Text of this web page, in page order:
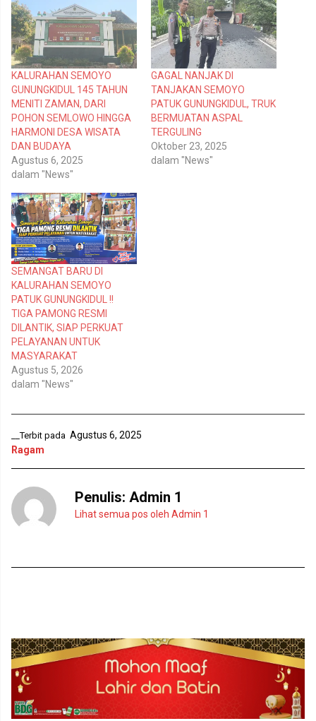
e
r
b
a
g
i
p
a
d
a
T
w
i
t
t
e
r
(
M
m
b
u
k
a
d
i
j
e
n
d
e
l
a
y
a
n
g
b
a
r
u
m
e
m
b
a
g
k
a
d
i
F
a
c
o
o
M
e
m
b
u
k
a
d
i
j
e
n
d
e
l
a
y
a
n
g
b
)
KALURAHAN SEMOYO
GUNUNGKIDUL 145 TAHUN
MENITI ZAMAN, DARI
POHON SEMLOWO HINGGA
HARMONI DESA WISATA
DAN BUDAYA
Agustus 6, 2025
dalam "News"
GAGAL NANJAK DI
TANJAKAN SEMOYO
PATUK GUNUNGKIDUL, TRUK
BERMUATAN ASPAL
TERGULING
Oktober 23, 2025
dalam "News"
SEMANGAT BARU DI
KALURAHAN SEMOYO
PATUK GUNUNGKIDUL !!
TIGA PAMONG RESMI
DILANTIK, SIAP PERKUAT
PELAYANAN UNTUK
MASYARAKAT
Agustus 5, 2026
dalam "News"
__Terbit pada Agustus 6, 2025
Ragam
Penulis: Admin 1
Lihat semua pos oleh Admin 1